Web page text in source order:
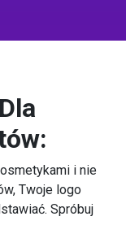
i nie
Twoje logo
Spróbuj